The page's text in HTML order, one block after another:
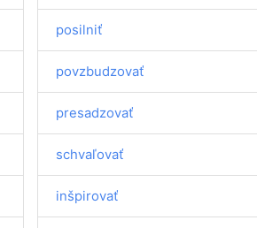
posilniť
povzbudzovať
presadzovať
schvaľovať
inšpirovať